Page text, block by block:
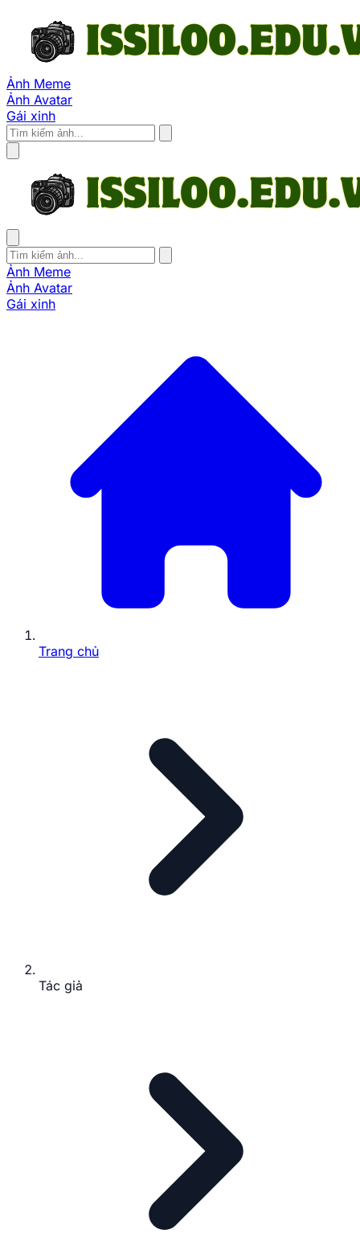
Ảnh Meme
Ảnh Avatar
Gái xinh
Ảnh Meme
Ảnh Avatar
Gái xinh
Trang chủ
Tác giả